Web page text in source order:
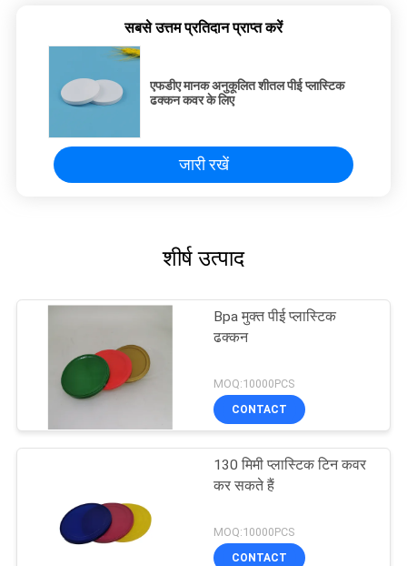
सबसे उत्तम प्रतिदान प्राप्त करें
एफडीए मानक अनुकूलित शीतल पीई प्लास्टिक
ढक्कन कवर के लिए
जारी रखें
शीर्ष उत्पाद
Bpa मुक्त पीई प्लास्टिक
ढक्कन
MOQ:10000PCS
CONTACT
130 मिमी प्लास्टिक टिन कवर
कर सकते हैं
MOQ:10000PCS
CONTACT